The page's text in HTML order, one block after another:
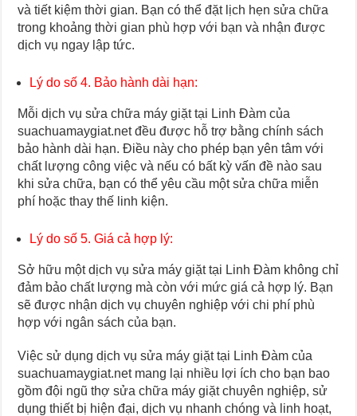
và tiết kiệm thời gian. Bạn có thể đặt lịch hẹn sửa chữa
trong khoảng thời gian phù hợp với bạn và nhận được
dịch vụ ngay lập tức.
Lý do số 4. Bảo hành dài hạn:
Mỗi dịch vụ sửa chữa máy giặt tại Linh Đàm của
suachuamaygiat.net đều được hỗ trợ bằng chính sách
bảo hành dài hạn. Điều này cho phép bạn yên tâm với
chất lượng công việc và nếu có bất kỳ vấn đề nào sau
khi sửa chữa, bạn có thể yêu cầu một sửa chữa miễn
phí hoặc thay thế linh kiện.
Lý do số 5. Giá cả hợp lý:
Sở hữu một dịch vụ sửa máy giặt tại Linh Đàm không chỉ
đảm bảo chất lượng mà còn với mức giá cả hợp lý. Bạn
sẽ được nhận dịch vụ chuyên nghiệp với chi phí phù
hợp với ngân sách của bạn.
Việc sử dụng dịch vụ sửa máy giặt tại Linh Đàm của
suachuamaygiat.net mang lại nhiều lợi ích cho bạn bao
gồm đội ngũ thợ sửa chữa máy giặt chuyên nghiệp, sử
dụng thiết bị hiện đại, dịch vụ nhanh chóng và linh hoạt,